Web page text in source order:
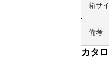
箱サ
備考
カタ